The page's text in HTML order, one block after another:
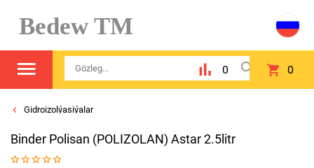
Bedew TM
0 0
Gidroizolýasiýalar
Binder Polisan (POLIZOLAN) Astar 2.5litr